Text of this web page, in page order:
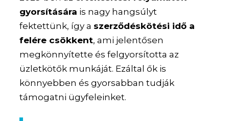
gyorsítására is nagy hangsúlyt
fektettünk, így a szerződéskötési idő a
felére csökkent, ami jelentősen
megkönnyítette és felgyorsította az
üzletkötők munkáját. Ezáltal ők is
könnyebben és gyorsabban tudják
támogatni ügyfeleinket.